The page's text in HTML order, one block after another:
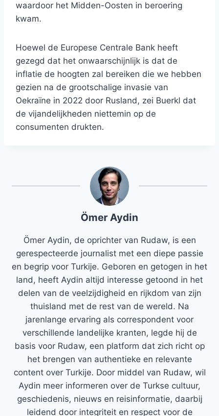
waardoor het Midden-Oosten in beroering
kwam.
Hoewel de Europese Centrale Bank heeft
gezegd dat het onwaarschijnlijk is dat de
inflatie de hoogten zal bereiken die we hebben
gezien na de grootschalige invasie van
Oekraïne in 2022 door Rusland, zei Buerkl dat
de vijandelijkheden niettemin op de
consumenten drukten.
Ömer Aydin
Ömer Aydin, de oprichter van Rudaw, is een
gerespecteerde journalist met een diepe passie
en begrip voor Turkije. Geboren en getogen in het
land, heeft Aydin altijd interesse getoond in het
delen van de veelzijdigheid en rijkdom van zijn
thuisland met de rest van de wereld. Na
jarenlange ervaring als correspondent voor
verschillende landelijke kranten, legde hij de
basis voor Rudaw, een platform dat zich richt op
het brengen van authentieke en relevante
content over Turkije. Door middel van Rudaw, wil
Aydin meer informeren over de Turkse cultuur,
geschiedenis, nieuws en reisinformatie, daarbij
leidend door integriteit en respect voor de